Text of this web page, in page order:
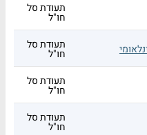
תעודת סל
חו"ל
תעודת סל
חו"ל
תעודת סל
חו"ל
תעודת סל
חו"ל